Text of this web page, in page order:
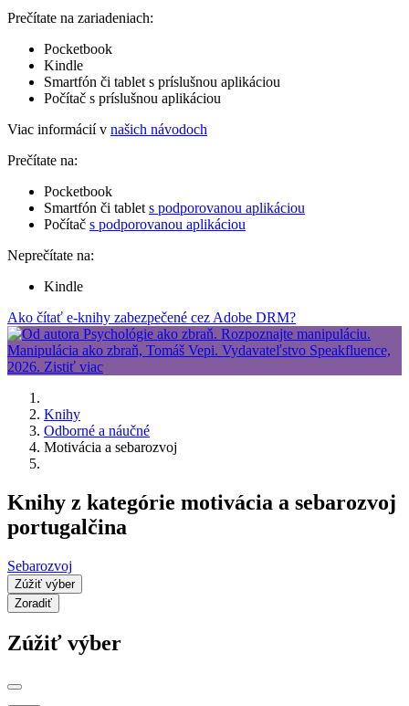
Prečítate na zariadeniach:
Pocketbook
Kindle
Smartfón či tablet s príslušnou aplikáciou
Počítač s príslušnou aplikáciou
Viac informácií v našich návodoch
Prečítate na:
Pocketbook
Smartfón či tablet s podporovanou aplikáciou
Počítač s podporovanou aplikáciou
Neprečítate na:
Kindle
Ako čítať e-knihy zabezpečené cez Adobe DRM?
Knihy
Odborné a náučné
Motivácia a sebarozvoj
Knihy z kategórie motivácia a sebarozvoj
portugalčina
Sebarozvoj
Zúžiť výber
Zoradiť
Zúžiť výber